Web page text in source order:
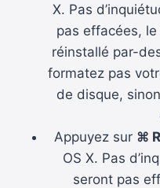
X. Pas
pas effacées,
réinstallé par-
formatez pas
de disque,
Appuyez sur ⌘ R
OS X. Pas
seront pas